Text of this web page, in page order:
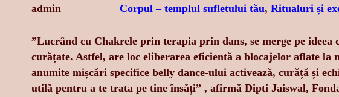
admin Corpul – templul sufletului tău, Ritualuri și
”Lucrând cu Chakrele prin terapia prin dans, se merge pe ideea
curățate. Astfel, are loc eliberarea eficientă a blocajelor aflate
anumite mișcări specifice belly dance-ului activează, curăță și
utilă pentru a te trata pe tine însăți” , afirmă Dipti Jaiswal,